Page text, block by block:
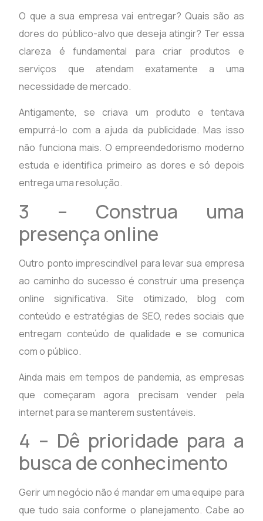
O que a sua empresa vai entregar? Quais são as
dores do público-alvo que deseja atingir? Ter essa
clareza é fundamental para criar produtos e
serviços que atendam exatamente a uma
necessidade de mercado.
Antigamente, se criava um produto e tentava
empurrá-lo com a ajuda da publicidade. Mas isso
não funciona mais. O empreendedorismo moderno
estuda e identifica primeiro as dores e só depois
entrega uma resolução.
3 – Construa uma
presença online
Outro ponto imprescindível para levar sua empresa
ao caminho do sucesso é construir uma presença
online significativa. Site otimizado, blog com
conteúdo e estratégias de SEO, redes sociais que
entregam conteúdo de qualidade e se comunica
com o público.
Ainda mais em tempos de pandemia, as empresas
que começaram agora precisam vender pela
internet para se manterem sustentáveis.
4 – Dê prioridade para a
busca de conhecimento
Gerir um negócio não é mandar em uma equipe para
que tudo saia conforme o planejamento. Cabe ao